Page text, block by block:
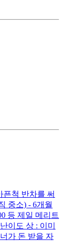
픈척 반차를 써
중소) - 6개월
등 제일 메리트
이도 상 : 이미
가 돈 받을 자